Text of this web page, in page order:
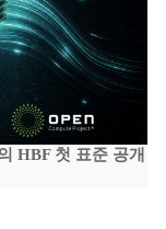
HBF 첫 표준 공개